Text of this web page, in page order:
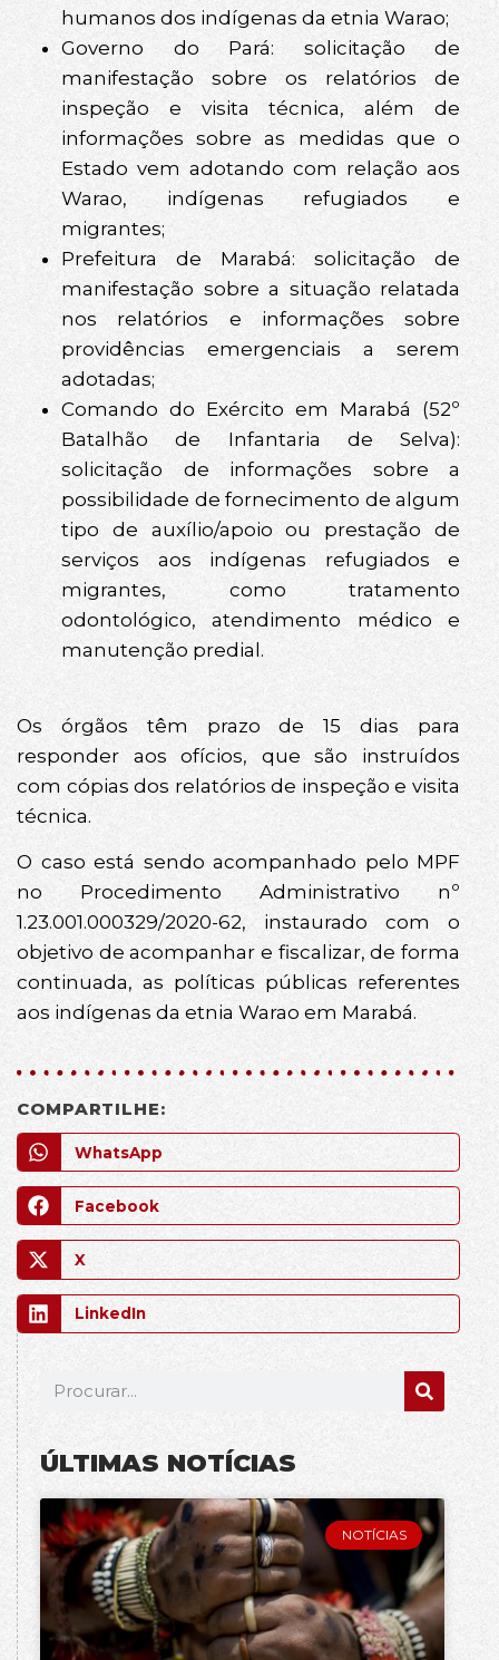
humanos dos indígenas da etnia Warao;
Governo do Pará: solicitação de
manifestação sobre os relatórios de
inspeção e visita técnica, além de
informações sobre as medidas que o
Estado vem adotando com relação aos
Warao, indígenas refugiados e
migrantes;
Prefeitura de Marabá: solicitação de
manifestação sobre a situação relatada
nos relatórios e informações sobre
providências emergenciais a serem
adotadas;
Comando do Exército em Marabá (52º
Batalhão de Infantaria de Selva):
solicitação de informações sobre a
possibilidade de fornecimento de algum
tipo de auxílio/apoio ou prestação de
serviços aos indígenas refugiados e
migrantes, como tratamento
odontológico, atendimento médico e
manutenção predial.
Os órgãos têm prazo de 15 dias para
responder aos ofícios, que são instruídos
com cópias dos relatórios de inspeção e visita
técnica.
O caso está sendo acompanhado pelo MPF
no Procedimento Administrativo nº
1.23.001.000329/2020-62, instaurado com o
objetivo de acompanhar e fiscalizar, de forma
continuada, as políticas públicas referentes
aos indígenas da etnia Warao em Marabá.
COMPARTILHE:
WhatsApp
Facebook
X
LinkedIn
ÚLTIMAS NOTÍCIAS
NOTÍCIAS